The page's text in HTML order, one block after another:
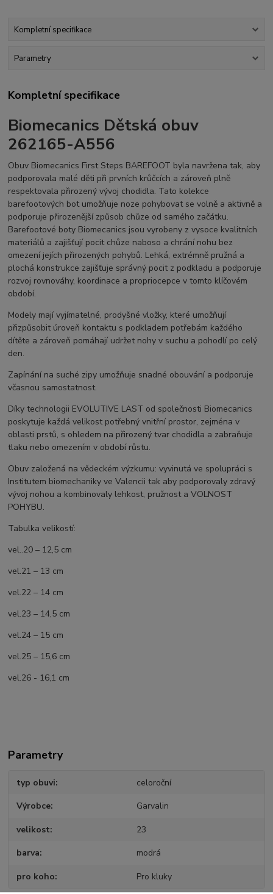
Kompletní specifikace
Parametry
Kompletní specifikace
Biomecanics Dětská obuv
262165-A556
Obuv Biomecanics First Steps BAREFOOT byla navržena tak, aby
podporovala malé děti při prvních krůčcích a zároveň plně
respektovala přirozený vývoj chodidla. Tato kolekce
barefootových bot umožňuje noze pohybovat se volně a aktivně a
podporuje přirozenější způsob chůze od samého začátku.
Barefootové boty Biomecanics jsou vyrobeny z vysoce kvalitních
materiálů a zajišťují pocit chůze naboso a chrání nohu bez
omezení jejích přirozených pohybů. Lehká, extrémně pružná a
plochá konstrukce zajišťuje správný pocit z podkladu a podporuje
rozvoj rovnováhy, koordinace a propriocepce v tomto klíčovém
období.
Modely mají vyjímatelné, prodyšné vložky, které umožňují
přizpůsobit úroveň kontaktu s podkladem potřebám každého
dítěte a zároveň pomáhají udržet nohy v suchu a pohodlí po celý
den.
Zapínání na suché zipy umožňuje snadné obouvání a podporuje
včasnou samostatnost.
Díky technologii EVOLUTIVE LAST od společnosti Biomecanics
poskytuje každá velikost potřebný vnitřní prostor, zejména v
oblasti prstů, s ohledem na přirozený tvar chodidla a zabraňuje
tlaku nebo omezením v období růstu.
Obuv založená na vědeckém výzkumu: vyvinutá ve spolupráci s
Institutem biomechaniky ve Valencii tak aby podporovaly zdravý
vývoj nohou a kombinovaly lehkost, pružnost a VOLNOST
POHYBU.
Tabulka velikostí:
vel..20 – 12,5 cm
vel.21 – 13 cm
vel.22 – 14 cm
vel.23 – 14,5 cm
vel.24 – 15 cm
vel.25 – 15,6 cm
vel.26 - 16,1 cm
Parametry
typ obuvi celoroční
Výrobce Garvalin
velikost 23
barva modrá
pro koho Pro kluky